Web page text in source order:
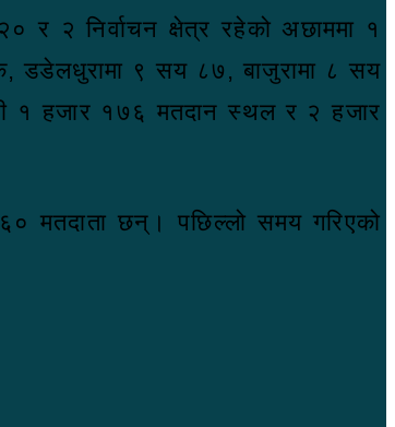
र २ निर्वाचन क्षेत्र रहेको अछाममा १
डडेलधुरामा ९ सय ८७, बाजुरामा ८ सय
१ हजार १७६ मतदान स्थल र २ हजार
छन्। पछिल्लो समय गरिएको